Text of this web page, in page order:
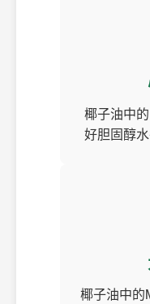
椰子油中
好胆固醇
椰子油中的